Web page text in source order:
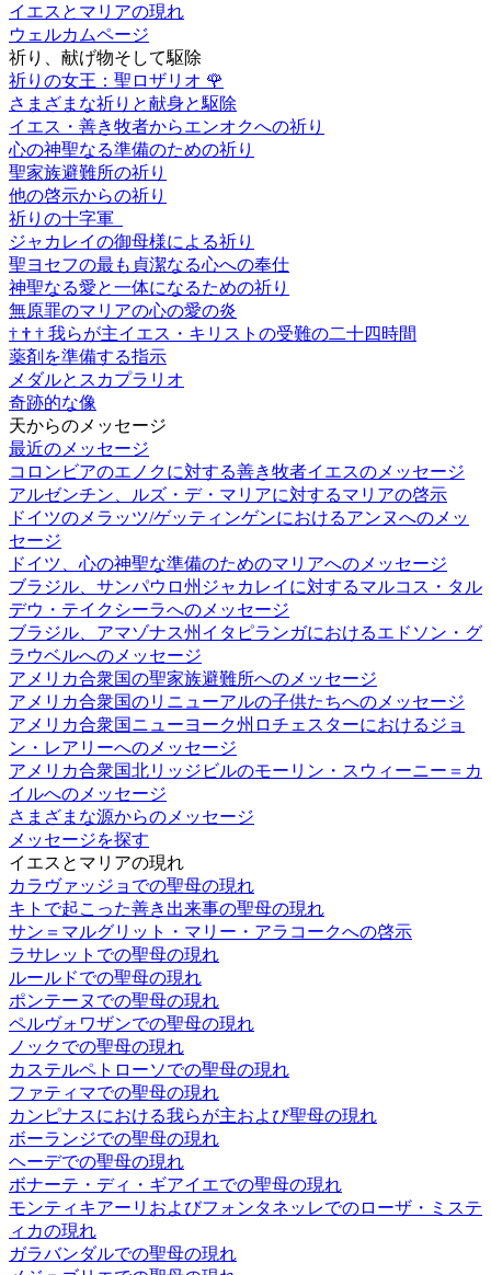
イエスとマリアの現れ
ウェルカムページ
祈り、献げ物そして駆除
祈りの女王：聖ロザリオ 🌹
さまざまな祈りと献身と駆除
イエス・善き牧者からエンオクへの祈り
心の神聖なる準備のための祈り
聖家族避難所の祈り
他の啓示からの祈り
祈りの十字軍
ジャカレイの御母様による祈り
聖ヨセフの最も貞潔なる心への奉仕
神聖なる愛と一体になるための祈り
無原罪のマリアの心の愛の炎
† † † 我らが主イエス・キリストの受難の二十四時間
薬剤を準備する指示
メダルとスカプラリオ
奇跡的な像
天からのメッセージ
最近のメッセージ
コロンビアのエノクに対する善き牧者イエスのメッセージ
アルゼンチン、ルズ・デ・マリアに対するマリアの啓示
ドイツのメラッツ/ゲッティンゲンにおけるアンヌへのメッ
セージ
ドイツ、心の神聖な準備のためのマリアへのメッセージ
ブラジル、サンパウロ州ジャカレイに対するマルコス・タル
デウ・テイクシーラへのメッセージ
ブラジル、アマゾナス州イタピランガにおけるエドソン・グ
ラウベルへのメッセージ
アメリカ合衆国の聖家族避難所へのメッセージ
アメリカ合衆国のリニューアルの子供たちへのメッセージ
アメリカ合衆国ニューヨーク州ロチェスターにおけるジョ
ン・レアリーへのメッセージ
アメリカ合衆国北リッジビルのモーリン・スウィーニー＝カ
イルへのメッセージ
さまざまな源からのメッセージ
メッセージを探す
イエスとマリアの現れ
カラヴァッジョでの聖母の現れ
キトで起こった善き出来事の聖母の現れ
サン＝マルグリット・マリー・アラコークへの啓示
ラサレットでの聖母の現れ
ルールドでの聖母の現れ
ポンテーヌでの聖母の現れ
ペルヴォワザンでの聖母の現れ
ノックでの聖母の現れ
カステルペトローソでの聖母の現れ
ファティマでの聖母の現れ
カンピナスにおける我らが主および聖母の現れ
ボーランジでの聖母の現れ
ヘーデでの聖母の現れ
ボナーテ・ディ・ギアイエでの聖母の現れ
モンティキアーリおよびフォンタネッレでのローザ・ミステ
ィカの現れ
ガラバンダルでの聖母の現れ